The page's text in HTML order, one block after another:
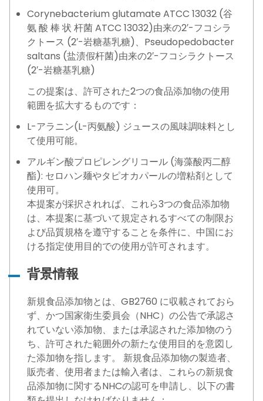
Corynebacterium glutamate ATCC 13032 (谷
氨 酸 棒 状 杆菌 ATCC 13032)由来の2′-フコシラ
クトース (2′-岩糖基乳糖)、Pseudopedobacter
saltans (盐渍假杆菌)由来の2′-フコシラクトース
(2′-岩糖基乳糖)
この提案は、許可された2つの食品添加物の使用
範囲を拡大するものです：
L-アラニン(L-丙氨酸) ジュースの風味調味料とし
て使用可能。
アルギン酸プロピレングリコール (海藻酸丙二醇
酯): セロハン麺やタピオカパールの増粘剤として
使用可。
本提案が採択されれば、これら3つの食品添加物
は、本提案に基づいて規定されるすべての制限お
よび品質規格を遵守することを条件に、中国にお
ける指定使用目的での使用が許可されます。
背景情報
新規食品添加物とは、GB2760 に収載されておら
ず、かつ国家衛生委員会（NHC）の公告で承認さ
れていない添加物、または承認された添加物のう
ち、許可された範囲外の新たな使用目的を意図し
た添加物を指します。 新規食品添加物の製造者、
販売者、使用者または輸入者は、これらの新規食
品添加物に関するNHCの認可を申請し、以下の書